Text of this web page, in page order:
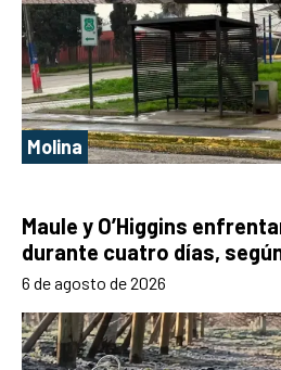
Molina
Maule y O’Higgins
durante cuatro días,
6 de agosto de 2026